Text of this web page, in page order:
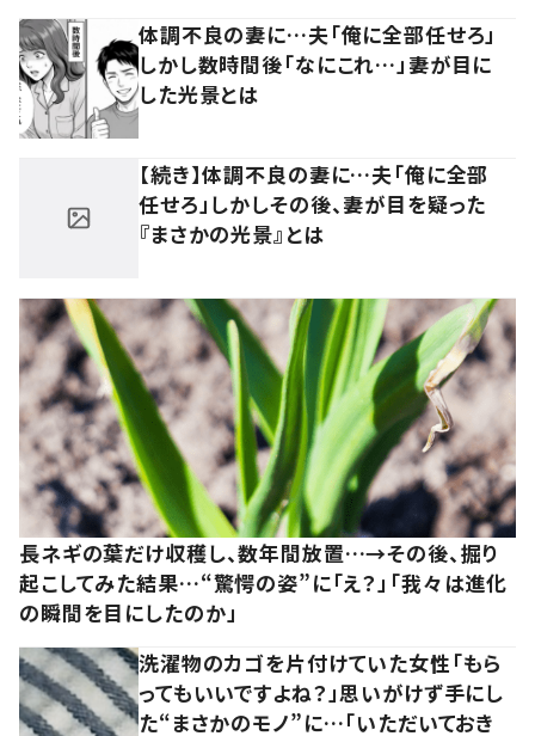
体調不良の妻に…夫「俺に全部任せろ」
しかし数時間後「なにこれ…」妻が目に
した光景とは
【続き】体調不良の妻に…夫「俺に全部
任せろ」しかしその後、妻が目を疑った
『まさかの光景』とは
長ネギの葉だけ収穫し、数年間放置…→その後、掘り
起こしてみた結果…“驚愕の姿”に「え？」「我々は進化
の瞬間を目にしたのか」
洗濯物のカゴを片付けていた女性「もら
ってもいいですよね？」思いがけず手にし
た“まさかのモノ”に…「いただいておき